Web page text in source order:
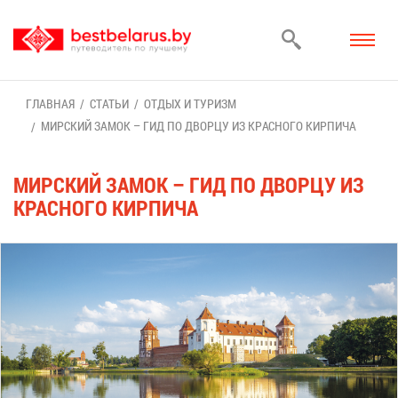
ГЛАВ­НАЯ СТА­ТЬИ
ОТ­ДЫХ И ТУ­РИЗМ
МИР­СКИЙ ЗА­МОК – ГИД ПО ДВОР­ЦУ ИЗ КРАС­НО­ГО КИР­ПИ­ЧА
МИР­СКИЙ ЗА­МОК – ГИД ПО ДВОР­ЦУ ИЗ
КРАС­НО­ГО КИР­ПИ­ЧА